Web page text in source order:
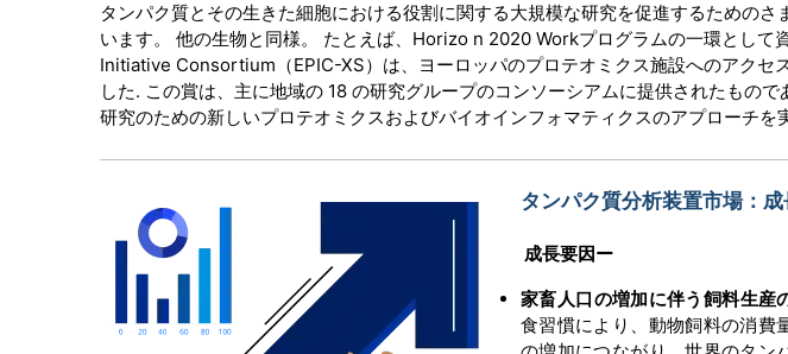
タンパク質とその生きた細胞における役割に関する大規模な研究を促進するための
います。 他の生物と同様。 たとえば、Horizo n 2020 Workプログラムの一環とし
Initiative Consortium（EPIC-XS）は、ヨーロッパのプロテオミクス施設へのアクセ
した. この賞は、主に地域の 18 の研究グループのコンソーシアムに提供されたもの
研究のための新しいプロテオミクスおよびバイオインフォマティクスのアプローチを
タンパク質分析装置市場：
成長要因ー
家畜人口の増加に伴う飼料生産
食習慣により、動物飼料の消費